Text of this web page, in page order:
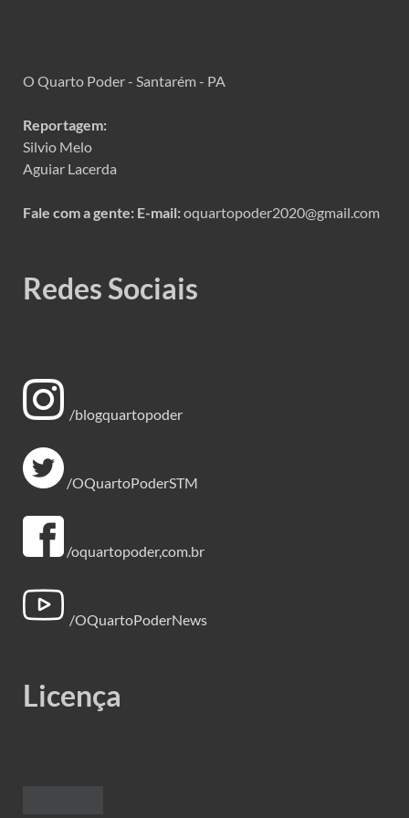
O Quarto Poder - Santarém - PA
Reportagem:
Silvio Melo
Aguiar Lacerda
Fale com a gente: E-mail:oquartopoder2020@gmail.com
Redes Sociais
/blogquartopoder
/OQuartoPoderSTM
/oquartopoder,com.br
/OQuartoPoderNews
Licença